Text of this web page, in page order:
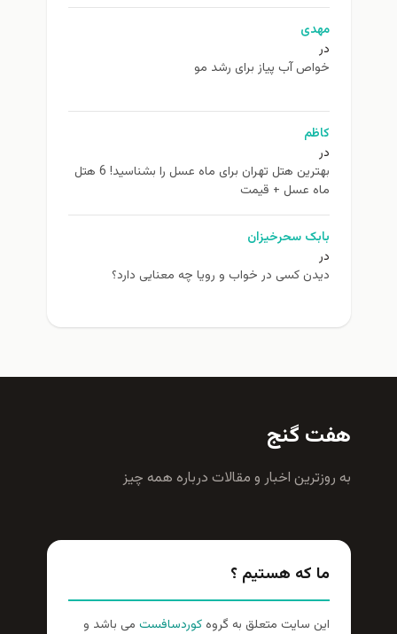
مهدی
در
خواص آب پیاز برای رشد مو
کاظم
در
بهترین هتل تهران برای ماه عسل را بشناسید! 6 هتل
ماه عسل + قیمت
بابک سحرخیزان
در
دیدن کسی در خواب و رویا چه معنایی دارد؟
هفت گنج
به روزترين اخبار و مقالات درباره همه چيز
ما که هستیم ؟
این سایت متعلق به گروهکوردسافست می باشد و